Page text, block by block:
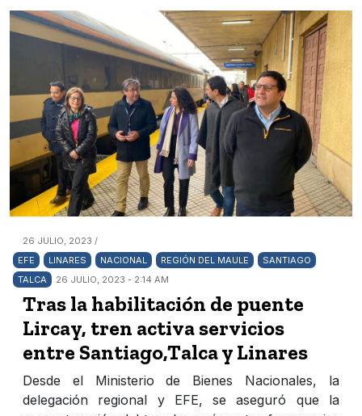
26 JULIO, 2023 /
EFE
LINARES NACIONAL REGIÓN DEL MAULE
SANTIAGO
TALCA
26 JULIO, 2023 - 2:14 AM
Tras la habilitación de puente
Lircay, tren activa servicios
entre Santiago,Talca y Linares
Desde el Ministerio de Bienes Nacionales, la
delegación regional y EFE, se aseguró que la